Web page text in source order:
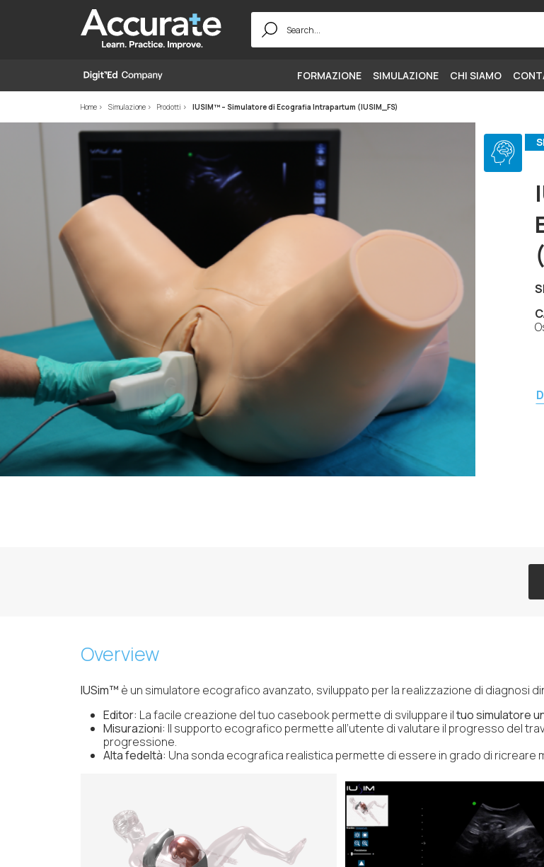
Search
for:
FORMAZIONE SIMULAZIONE CHI SIAMO
Home Simulazione Prodotti IUSIM™ – Simulatore di Ecografia Intrapartum (IUSIM_FS)
Overview
IUSim™ è un simulatore ecografico avanzato, sviluppato per la realizzazione di diagnosi
Editor: La facile creazione del tuo casebook permette di sviluppare iltuo simulatore
Misurazioni: Il supporto ecografico permette all’utente di valutare il progresso del
progressione.
Alta fedeltà: Una sonda ecografica realistica permette di essere in grado di ricreare